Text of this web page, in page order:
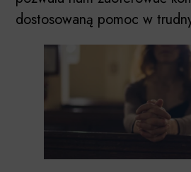
dostosowaną pomoc w